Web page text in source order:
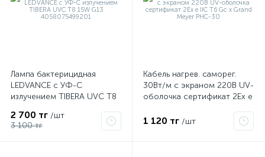
Лампа бактерицидная
LEDVANCE с УФ-С
излучением TIBERA UVC T8
2 700 тг /шт
3 100 тг
Кабель нагрев. саморег.
30Вт/м с экраном 220В UV-
оболочка сертификат 2Ex e
PHC-30
1 120 тг /шт